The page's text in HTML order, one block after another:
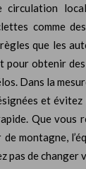
comme
que les
pour obtenir
Dans la
et
Que vous
montagne,
pas de